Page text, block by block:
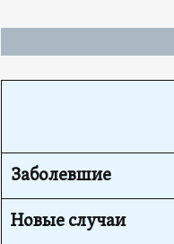
Заболевшие
Новые случаи